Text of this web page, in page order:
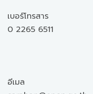
เบอร์โทรสาร
0 2265 6511
อีเมล